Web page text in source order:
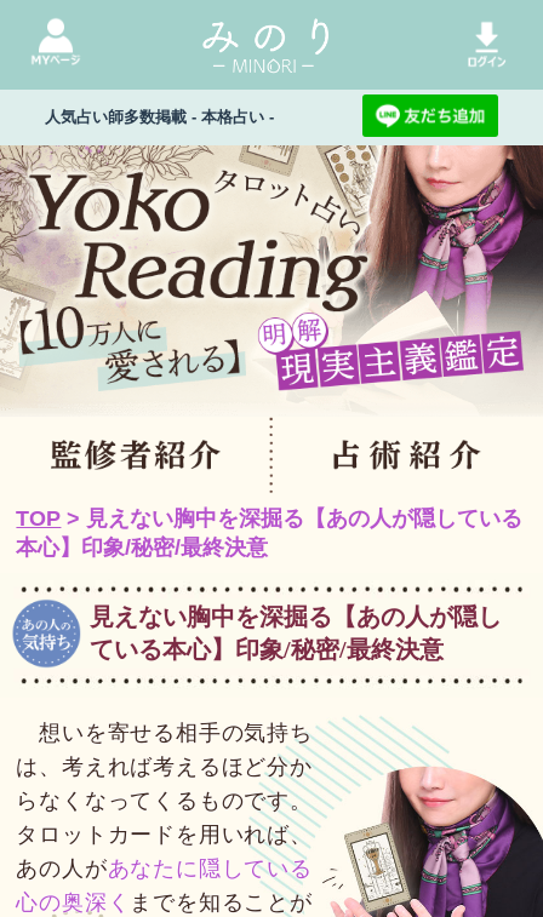
人気占い師多数掲載 - 本格占い -
TOP > 見えない胸中を深掘る【あの人が隠している
本心】印象/秘密/最終決意
見えない胸中を深掘る【あの人が隠し
ている本心】印象/秘密/最終決意
想いを寄せる相手の気持ち
は、考えれば考えるほど分か
らなくなってくるものです。
タロットカードを用いれば、
あの人があなたに隠している
心の奥深く までを知ることが